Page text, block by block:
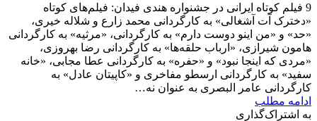
9 فیلم کوتاه ایرانی در جشنواره هندی فیدان: فیلم‌های کوتاه
«دخترک آت آشغالی» به کارگردانی محمد زارع و شلاله خیری،
«حد» و «من اینو دوست دارم» به کارگردانی، «مرثیه» به کارگردانی
هامون شیرازی، «ارباب حلقه‌ها» به کارگردانی رضا بهروزی،
«مردی که اینجا نبود» و «حفره» به کارگردانی عطا مجابی، «خانه
سفید» به کارگردانی ارسطو مفاخری و «کاپیتان عادل» به
کارگردانی عامر البصری به عنوان نه…
ادامه مطلب
به اشتراک‌گذاری